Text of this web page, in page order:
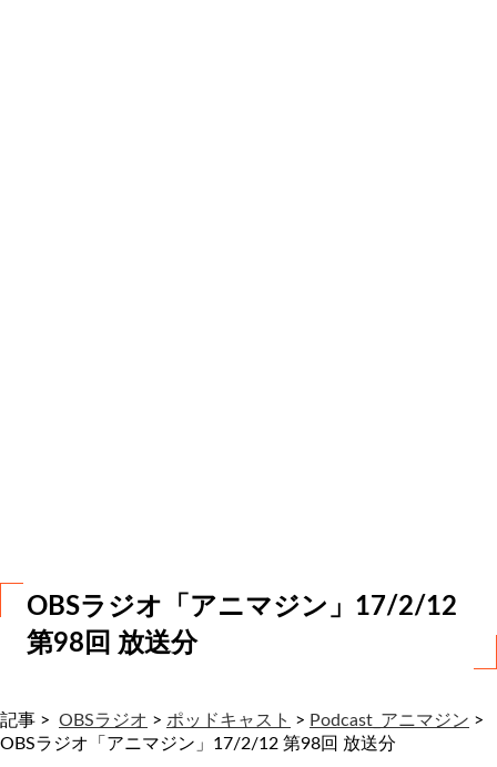
OBSラジオ「アニマジン」17/2/12
第98回 放送分
記事 > OBSラジオ > ポッドキャスト > Podcast_アニマジン >
OBSラジオ「アニマジン」17/2/12 第98回 放送分